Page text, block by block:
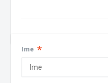
Ime *